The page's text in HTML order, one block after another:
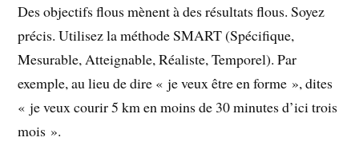
Des objectifs flous mènent à des résultats flous. Soyez
précis. Utilisez la méthode SMART (Spécifique,
Mesurable, Atteignable, Réaliste, Temporel). Par
exemple, au lieu de dire « je veux être en forme », dites
« je veux courir 5 km en moins de 30 minutes d’ici trois
mois ».